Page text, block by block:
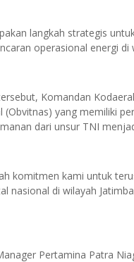
langkah strategis
operasional energi
Komandan
(Obvitnas) yang memiliki
dari unsur TNI
komitmen kami untuk
nasional di wilayah
Pertamina Patra